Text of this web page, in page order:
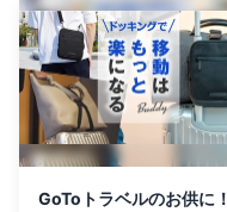
GoToトラベルのお供に！